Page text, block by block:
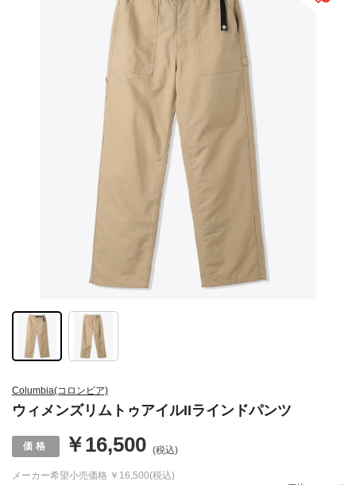
Columbia(コロンビア)
ウィメンズリムトゥアイルIIラインドパンツ
メーカー希望小売価格 ￥16,500(税込)
￥16,500 (税込)